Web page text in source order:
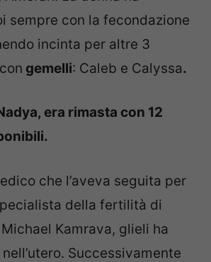
sempre con la fecondazione
incinta per altre 3
gemelli: Caleb e Calyssa.
era rimasta con 12
che l’aveva seguita per
della fertilità di
Kamrava, glieli ha
Successivamente